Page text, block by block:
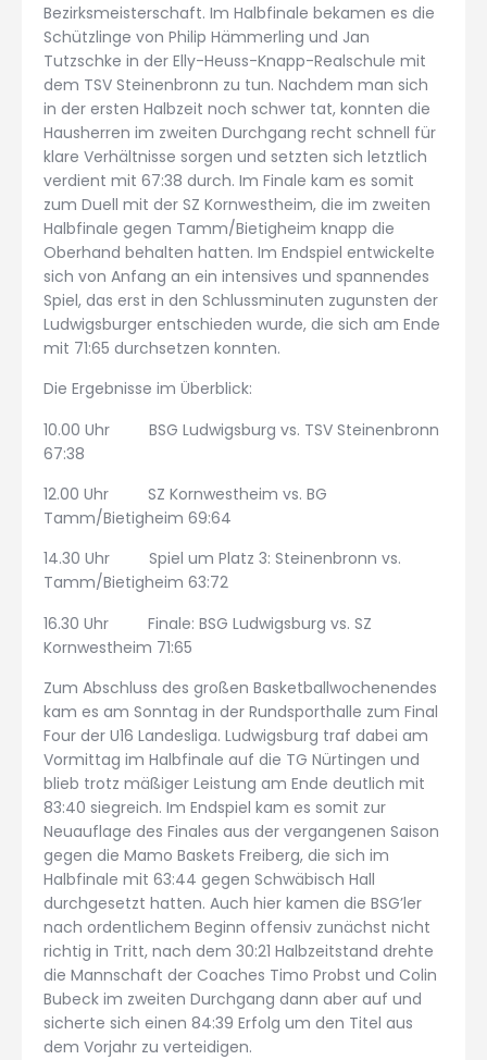
Bezirksmeisterschaft. Im Halbfinale bekamen es die
Schützlinge von Philip Hämmerling und Jan
Tutzschke in der Elly-Heuss-Knapp-Realschule mit
dem TSV Steinenbronn zu tun. Nachdem man sich
in der ersten Halbzeit noch schwer tat, konnten die
Hausherren im zweiten Durchgang recht schnell für
klare Verhältnisse sorgen und setzten sich letztlich
verdient mit 67:38 durch. Im Finale kam es somit
zum Duell mit der SZ Kornwestheim, die im zweiten
Halbfinale gegen Tamm/Bietigheim knapp die
Oberhand behalten hatten. Im Endspiel entwickelte
sich von Anfang an ein intensives und spannendes
Spiel, das erst in den Schlussminuten zugunsten der
Ludwigsburger entschieden wurde, die sich am Ende
mit 71:65 durchsetzen konnten.
Die Ergebnisse im Überblick:
10.00 Uhr BSG Ludwigsburg vs. TSV Steinenbronn
67:38
12.00 Uhr SZ Kornwestheim vs. BG
Tamm/Bietigheim 69:64
14.30 Uhr Spiel um Platz 3: Steinenbronn vs.
Tamm/Bietigheim 63:72
16.30 Uhr Finale: BSG Ludwigsburg vs. SZ
Kornwestheim 71:65
Zum Abschluss des großen Basketballwochenendes
kam es am Sonntag in der Rundsporthalle zum Final
Four der U16 Landesliga. Ludwigsburg traf dabei am
Vormittag im Halbfinale auf die TG Nürtingen und
blieb trotz mäßiger Leistung am Ende deutlich mit
83:40 siegreich. Im Endspiel kam es somit zur
Neuauflage des Finales aus der vergangenen Saison
gegen die Mamo Baskets Freiberg, die sich im
Halbfinale mit 63:44 gegen Schwäbisch Hall
durchgesetzt hatten. Auch hier kamen die BSG’ler
nach ordentlichem Beginn offensiv zunächst nicht
richtig in Tritt, nach dem 30:21 Halbzeitstand drehte
die Mannschaft der Coaches Timo Probst und Colin
Bubeck im zweiten Durchgang dann aber auf und
sicherte sich einen 84:39 Erfolg um den Titel aus
dem Vorjahr zu verteidigen.